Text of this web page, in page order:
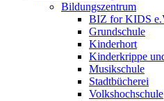
Bildungszentrum
BIZ for KIDS
Grundschule
Kinderhort
Kinderkrippe
Musikschule
Stadtbücherei
Volkshochschule